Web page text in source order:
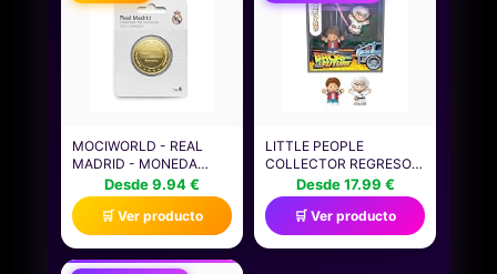
MOCIWORLD - REAL
MADRID - MONEDA
EDICIÓN ESPECIAL
ESCUDO Y ESTADIO
SANTIAGO BERNABEU -
COLECCIONABLE -
DORADA - PRODUCTO
OFICIAL
Desde 9.94 €
🛒 Ver producto
LITTLE PEOPLE
COLLECTOR REGRESO
AL FUTURO CONJUNTO
DE EDICIÓN ESPECIAL
PARA ADULTOS Y FANS,
INCLUYE 2 FIGURAS Y
UNA CAJA DECORATIVA,
Desde 17.99 €
🛒 Ver producto